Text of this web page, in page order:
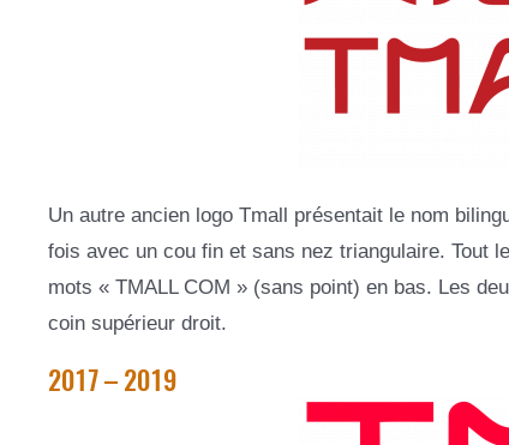
Un autre ancien logo Tmall présentait le nom
fois avec un cou fin et sans nez triangulaire. Tout
mots « TMALL COM » (sans point) en bas. Les
coin supérieur droit.
2017 – 2019